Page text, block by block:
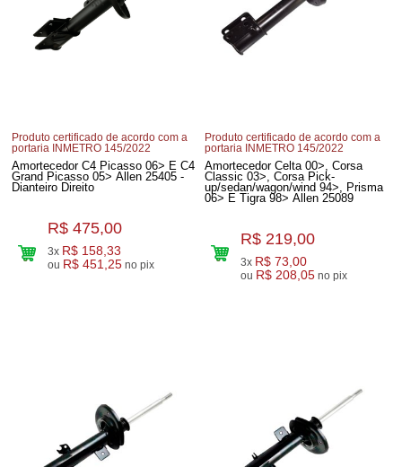
Produto certificado de acordo com a
portaria INMETRO 145/2022
Amortecedor C4 Picasso 06> E C4
Grand Picasso 05> Allen 25405 -
Dianteiro Direito
R$ 475,00
3x R$ 158,33
ou R$ 451,25 no pix
Produto certificado de acordo com a
portaria INMETRO 145/2022
Amortecedor Celta 00>, Corsa
Classic 03>, Corsa Pick-
up/sedan/wagon/wind 94>, Prisma
06> E Tigra 98> Allen 25089
R$ 219,00
3x R$ 73,00
ou R$ 208,05 no pix